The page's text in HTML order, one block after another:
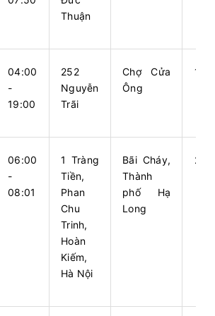
Còn trống:20+ Chọn mua
10/0808:30
Long
Limousine 10 chỗ *
Còn trống:8 Chọn mua
10/0809:10
Văn phòng Quảng
VIP Limousine 10 chỗ
Thuận
04:00
-
19:00
252
Nguyễn
Trãi
Chợ Cửa
Ông
06:00
-
08:01
1 Tràng
Tiền,
Phan
Chu
Trinh,
Hoàn
Kiếm,
Hà Nội
Bãi Cháy,
Thành
phố Hạ
Long